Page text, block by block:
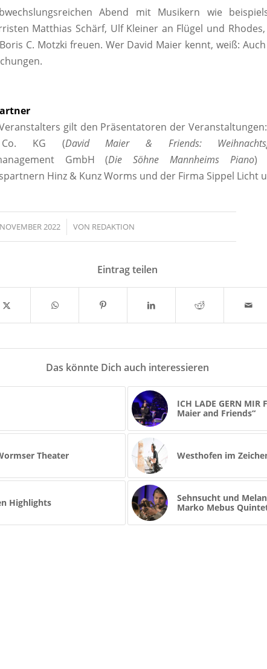
Abend mit Musikern wie
Matthias Schärf, Ulf Kleiner an Flügel und Rhodes,
C. Motzki freuen. Wer David Maier kennt, weiß:
gilt den Präsentatoren der
KG (David Maier & Friends:
GmbH (Die Söhne Mannheims Piano)
Hinz & Kunz Worms und der Firma Sippel Licht
2022
/ VON REDAKTION
Eintrag teilen
Das könnte Dich auch interessieren
ICH LADE GERN
Maier and Friends“
Theater Westhofen im
Highlights
Sehnsucht und
Marko Mebus